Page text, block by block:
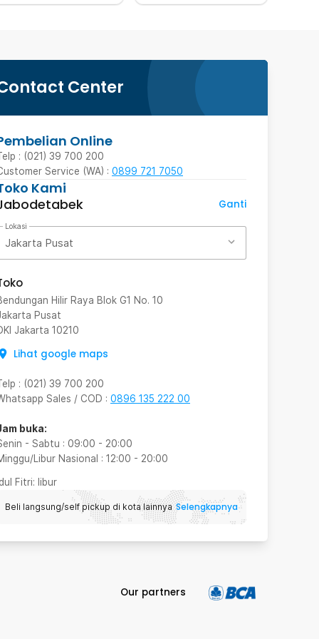
Center
Online
: (021) 39 700 200
Service (WA) : 0899 721 7050
Kami
Ganti
Lokasi
Jakarta Pusat
Hilir Raya Blok G1 No. 10
Pusat
Jakarta 10210
Lihat google maps
: (021) 39 700 200
Sales / COD : 0896 135 222 00
buka:
- Sabtu : 09:00 - 20:00
Libur Nasional : 12:00 - 20:00
Fitri: libur
Beli langsung/self pickup di kota lainnya Selengkapnya
Our partners